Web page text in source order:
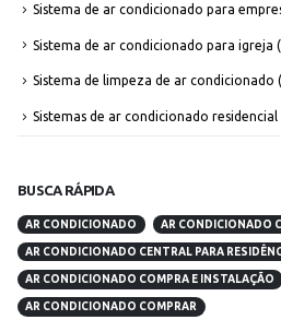
Sistema de ar condicionado para
Sistema de ar condicionado para igreja
Sistema de limpeza de ar condicionado
Sistemas de ar condicionado residencial
BUSCA RÁPIDA
AR CONDICIONADO AR CONDICIONADO
AR CONDICIONADO CENTRAL PARA
AR CONDICIONADO COMPRA E INSTALAÇÃO
AR CONDICIONADO COMPRAR